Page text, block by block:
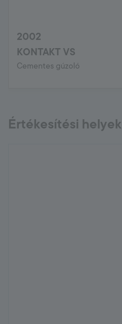
2002
KONTAKT VS
Cementes gúzoló
Értékesítési helyek